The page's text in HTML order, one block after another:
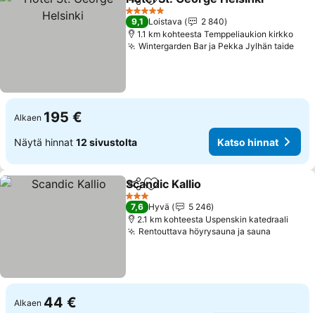
Jaa Lisää suosikkeihin
5 Tähtiluokitus
9,1 Loistava
2 840
1.1 km kohteesta Temppeliaukion kirkko
Wintergarden Bar ja Pekka Jylhän taide
Alkaen 195 €
Näytä hinnat 12 sivustolta Katso hinnat
Jaa Lisää suosikkeihin
Scandic Kallio
3 Tähtiluokitus
7,6 Hyvä
5 246
2.1 km kohteesta Uspenskin katedraali
Rentouttava höyrysauna ja sauna
Alkaen 44 €